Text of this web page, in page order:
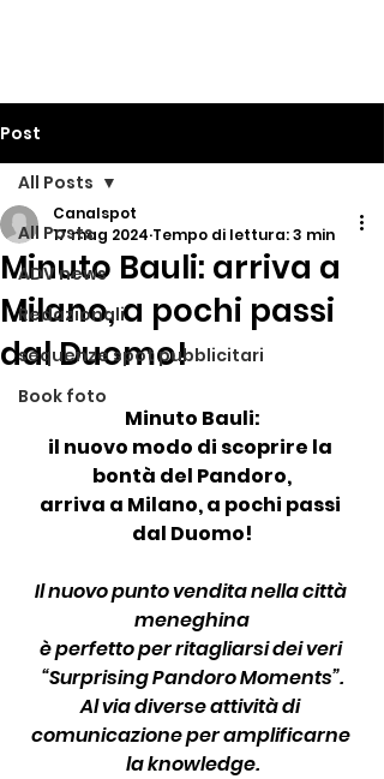
Post
All Posts
ADV news
Redazionali
sequenze spot pubblicitari
Book foto
All Posts
Minuto Bauli: arriva a
Milano, a pochi passi
dal Duomo!
Canalspot
17 mag 2024 Tempo di lettura: 3 min
Minuto Bauli:
il nuovo modo di scoprire la
bontà del Pandoro,
arriva a Milano, a pochi passi
dal Duomo!
Il nuovo punto vendita nella città
meneghina
è perfetto per ritagliarsi dei veri
“Surprising Pandoro Moments”.
Al via diverse attività di
comunicazione per amplificarne
la knowledge.